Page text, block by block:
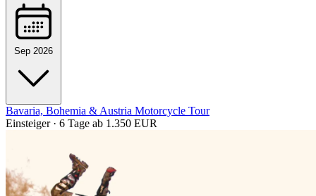
Sep 2026
Bavaria, Bohemia & Austria Motorcycle Tour
Einsteiger · 6 Tage ab 1.350 EUR